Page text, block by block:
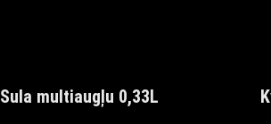
Sula multiaugļu 0,33L